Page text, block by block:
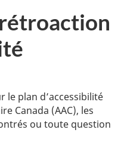
le plan d’accessibilité
Canada (AAC), les
ou toute question